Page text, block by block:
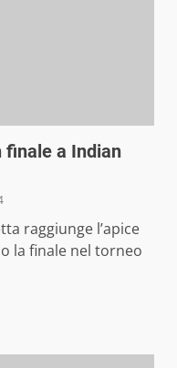
finale a Indian
raggiunge l’apice
la finale nel torneo